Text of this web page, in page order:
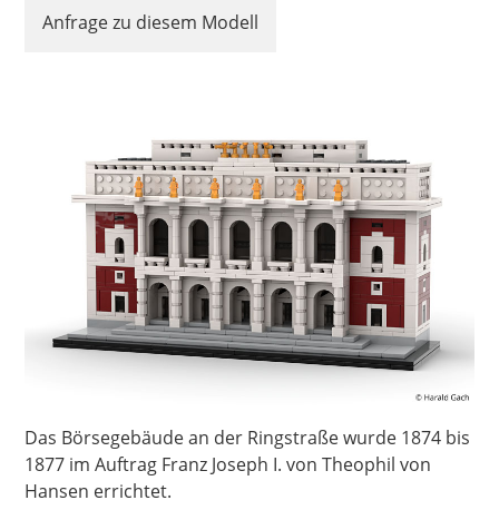
Anfrage zu diesem Modell
Das Börsegebäude an der Ringstraße wurde 1874 bis
1877 im Auftrag Franz Joseph I. von Theophil von
Hansen errichtet.